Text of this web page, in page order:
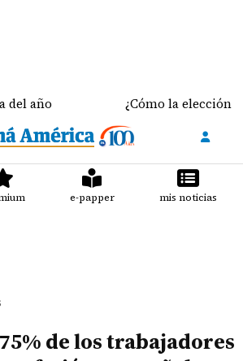
¿Cómo la elección del
e-papper mis noticias
de los trabajadores